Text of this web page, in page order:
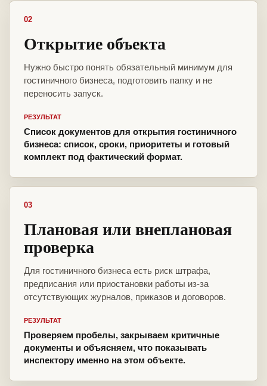
02
Открытие объекта
Нужно быстро понять обязательный минимум для
гостиничного бизнеса, подготовить папку и не
переносить запуск.
РЕЗУЛЬТАТ
Список документов для открытия гостиничного
бизнеса: список, сроки, приоритеты и готовый
комплект под фактический формат.
03
Плановая или внеплановая
проверка
Для гостиничного бизнеса есть риск штрафа,
предписания или приостановки работы из-за
отсутствующих журналов, приказов и договоров.
РЕЗУЛЬТАТ
Проверяем пробелы, закрываем критичные
документы и объясняем, что показывать
инспектору именно на этом объекте.